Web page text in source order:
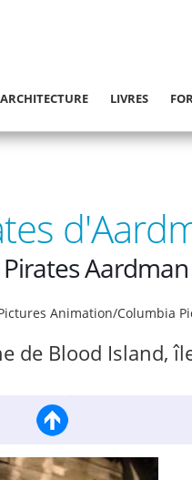
LIVRES
Pirates Aardman
Animation/Columbia
de Blood Island,